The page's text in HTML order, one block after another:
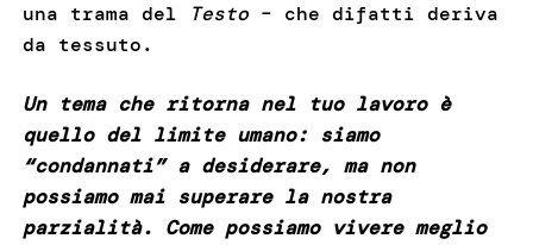
una trama del
Testo– che difatti deriva
da tessuto.
Un tema che ritorna nel tuo lavoro è
quello del limite umano: siamo
“condannati” a desiderare, ma non
possiamo mai superare la nostra
parzialità. Come possiamo vivere meglio